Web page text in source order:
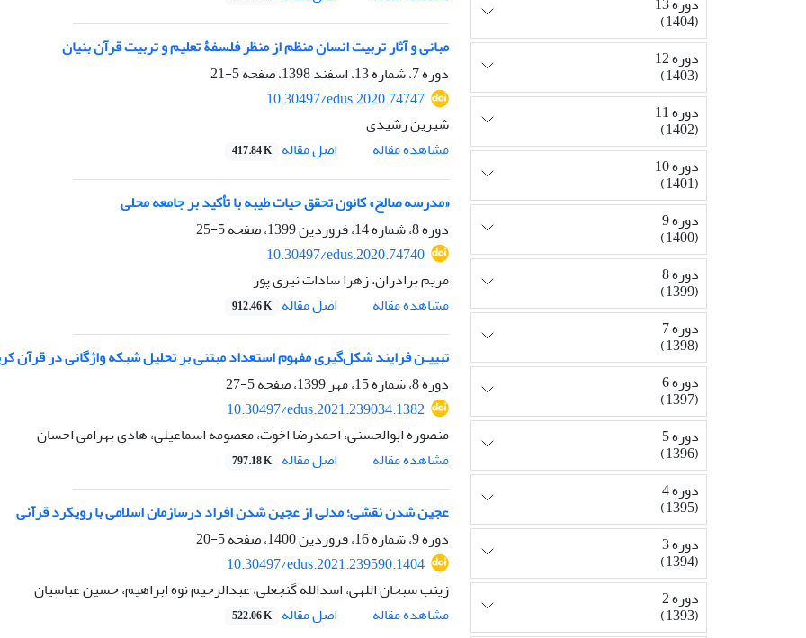
مبانی و آثار تربیت انسان منظم از منظر فلسفۀ تعلیم و تربیت قرآن بنیان
دوره 7، شماره 13، اسفند 1398، صفحه
5-21
10.30497/edus.2020.74747
شیرین رشیدی
مشاهده مقاله
اصل مقاله 417.84 K
«مدرسه صالح» کانون تحقق حیات طیبه با تأکید بر جامعه محلی
دوره 8، شماره 14، فروردین 1399، صفحه
5-25
10.30497/edus.2020.74740
مریم برادران، زهرا سادات نیری پور
مشاهده مقاله
اصل مقاله 912.46 K
تبییـن فرایند شکل‌گیری مفهوم استعداد مبتنی بر تحلیل شبکه واژگانی در قرآن
دوره 8، شماره 15، مهر 1399، صفحه
5-27
10.30497/edus.2021.239034.1382
منصوره ابوالحسنی، احمدرضا اخوت، معصومه اسماعیلی، هادی بهرامی احسان
مشاهده مقاله
اصل مقاله 797.18 K
عجین شدن نقشی؛ مدلی از عجین شدن افراد درسازمان اسلامی با رویکرد قرآنی
دوره 9، شماره 16، فروردین 1400، صفحه
5-20
10.30497/edus.2021.239590.1404
زینب سبحان اللهی، اسدالله گنجعلی، عبدالرحیم نوه ابراهیم، حسین عباسیان
مشاهده مقاله
اصل مقاله 522.06 K
(1404)
دوره 12
(1403)
دوره 11
(1402)
دوره 10
(1401)
دوره 9
(1400)
دوره 8
(1399)
دوره 7
(1398)
دوره 6
(1397)
دوره 5
(1396)
دوره 4
(1395)
دوره 3
(1394)
دوره 2
(1393)